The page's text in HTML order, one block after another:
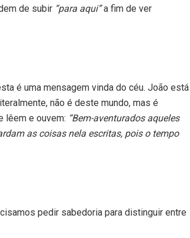
de subir “para aqui”a fim de ver
é uma mensagem vinda do céu. João está
não é deste mundo, mas é
lêem e ouvem: “Bem-aventurados aqueles
as coisas nela escritas, pois o tempo
pedir sabedoria para distinguir entre